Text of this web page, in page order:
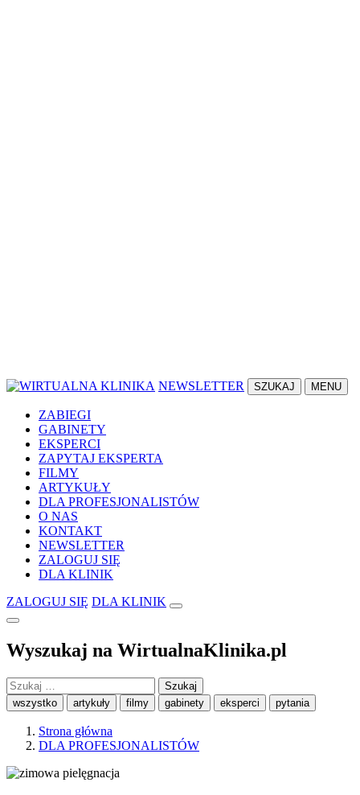
NEWSLETTER SZUKAJ MENU
ZABIEGI
GABINETY
EKSPERCI
ZAPYTAJ EKSPERTA
FILMY
ARTYKUŁY
DLA PROFESJONALISTÓW
O NAS
KONTAKT
NEWSLETTER
ZALOGUJ SIĘ
DLA KLINIK
ZALOGUJ SIĘ DLA KLINIK
Wyszukaj na WirtualnaKlinika.pl
Szukaj:
wszystko artykuły filmy gabinety eksperci pytania
Strona główna
DLA PROFESJONALISTÓW